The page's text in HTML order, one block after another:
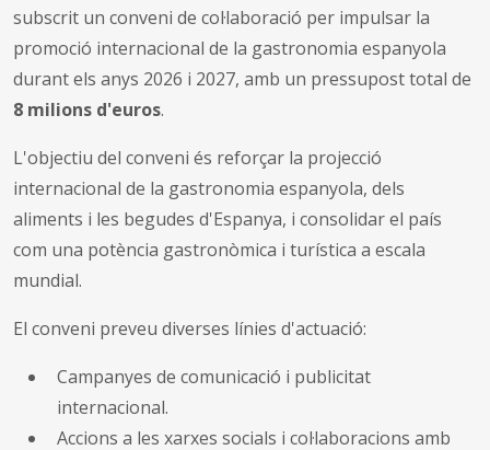
subscrit un conveni de col·laboració per impulsar la
promoció internacional de la gastronomia espanyola
durant els anys 2026 i 2027, amb un pressupost total de
8 milions d'euros.
L'objectiu del conveni és reforçar la projecció
internacional de la gastronomia espanyola, dels
aliments i les begudes d'Espanya, i consolidar el país
com una potència gastronòmica i turística a escala
mundial.
El conveni preveu diverses línies d'actuació:
Campanyes de comunicació i publicitat
internacional.
Accions a les xarxes socials i col·laboracions amb